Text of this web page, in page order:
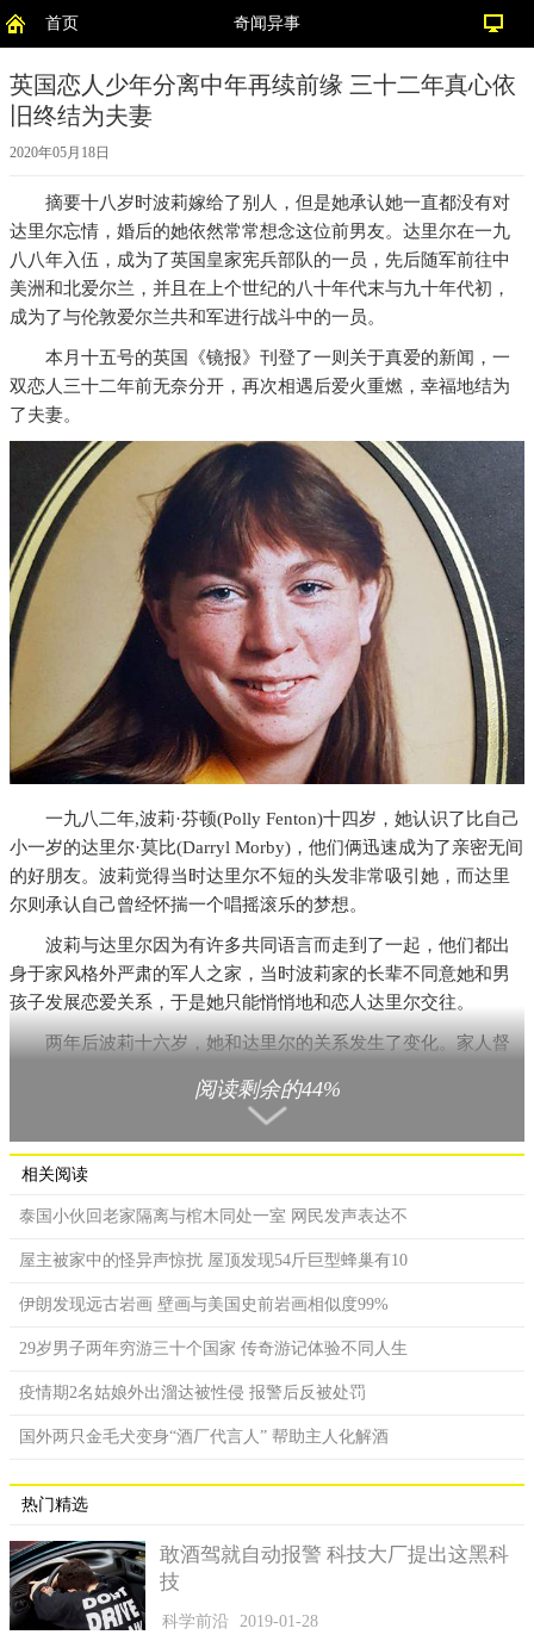
首页 奇闻异事
英国恋人少年分离中年再续前缘 三十二年真心依
旧终结为夫妻
2020年05月18日
摘要十八岁时波莉嫁给了别人，但是她承认她一直都没有对
达里尔忘情，婚后的她依然常常想念这位前男友。达里尔在一九
八八年入伍，成为了英国皇家宪兵部队的一员，先后随军前往中
美洲和北爱尔兰，并且在上个世纪的八十年代末与九十年代初，
成为了与伦敦爱尔兰共和军进行战斗中的一员。
本月十五号的英国《镜报》刊登了一则关于真爱的新闻，一
双恋人三十二年前无奈分开，再次相遇后爱火重燃，幸福地结为
了夫妻。
一九八二年,波莉·芬顿(Polly Fenton)十四岁，她认识了比自己
小一岁的达里尔·莫比(Darryl Morby)，他们俩迅速成为了亲密无间
的好朋友。波莉觉得当时达里尔不短的头发非常吸引她，而达里
尔则承认自己曾经怀揣一个唱摇滚乐的梦想。
波莉与达里尔因为有许多共同语言而走到了一起，他们都出
身于家风格外严肃的军人之家，当时波莉家的长辈不同意她和男
孩子发展恋爱关系，于是她只能悄悄地和恋人达里尔交往。
两年后波莉十六岁，她和达里尔的关系发生了变化。家人督
利用周末做兼职，达里尔也在为成为一名厨师而进行职业训练，
两人就这样由于彼此间的疏远而分开了。
婚论嫁，但是达里尔认为他们这辈子一定会终生相伴的。
十八岁时波莉嫁给了别人，但是她承认她一直都没有对达里
尔忘情，婚后的她依然常常想念这位前男友。达里尔在一九八八
阅读剩余的44%
相关阅读
泰国小伙回老家隔离与棺木同处一室 网民发声表达不
屋主被家中的怪异声惊扰 屋顶发现54斤巨型蜂巢有10
伊朗发现远古岩画 壁画与美国史前岩画相似度99%
29岁男子两年穷游三十个国家 传奇游记体验不同人生
疫情期2名姑娘外出溜达被性侵 报警后反被处罚
国外两只金毛犬变身“酒厂代言人” 帮助主人化解酒
热门精选
敢酒驾就自动报警 科技大厂提出这黑科
技
科学前沿 2019-01-28